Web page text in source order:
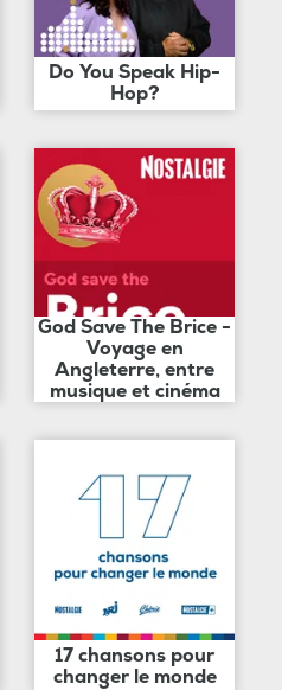
Do You Speak Hip-
Hop?
God Save The Brice -
Voyage en
Angleterre, entre
musique et cinéma
17 chansons pour
changer le monde